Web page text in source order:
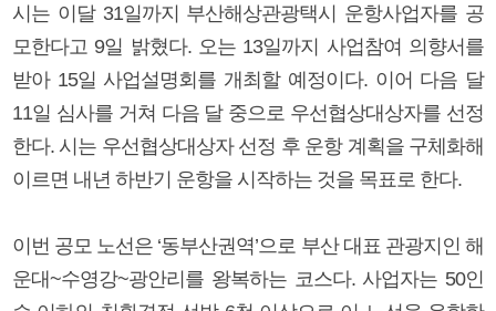
시는 이달 31일까지 부산해상관광택시 운항사업자를 공
모한다고 9일 밝혔다. 오는 13일까지 사업참여 의향서를
받아 15일 사업설명회를 개최할 예정이다. 이어 다음 달
11일 심사를 거쳐 다음 달 중으로 우선협상대상자를 선정
한다. 시는 우선협상대상자 선정 후 운항 계획을 구체화해
이르면 내년 하반기 운항을 시작하는 것을 목표로 한다.
이번 공모 노선은 ‘동부산권역’으로 부산 대표 관광지인 해
운대~수영강~광안리를 왕복하는 코스다. 사업자는 50인